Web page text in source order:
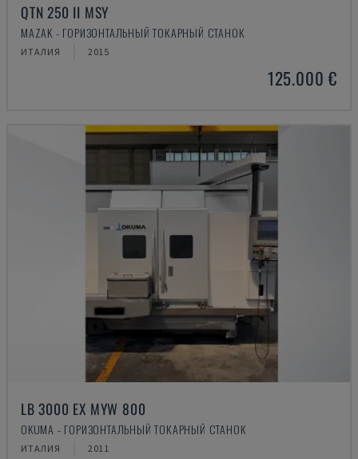
QTN 250 II MSY
MAZAK - ГОРИЗОНТАЛЬНЫЙ ТОКАРНЫЙ СТАНОК
ИТАЛИЯ 2015
125.000 €
LB 3000 EX MYW 800
OKUMA - ГОРИЗОНТАЛЬНЫЙ ТОКАРНЫЙ СТАНОК
ИТАЛИЯ 2011